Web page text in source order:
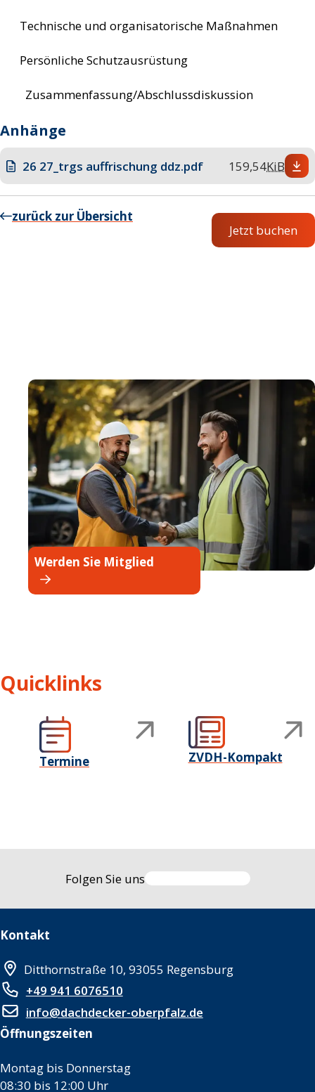
Technische und organisatorische Maßnahmen
Persönliche Schutzausrüstung
Zusammenfassung/Abschlussdiskussion
Anhänge
26 27_trgs auffrischung ddz.pdf 159,54KiB
zurück zur Übersicht
Jetzt buchen
Werden Sie Mitglied
Quicklinks
Termine ZVDH-Kompakt
Folgen Sie uns
Kontakt
Ditthornstraße 10, 93055 Regensburg
+49 941 6076510
info@dachdecker-oberpfalz.de
Öffnungszeiten
Montag bis Donnerstag
08:30 bis 12:00 Uhr